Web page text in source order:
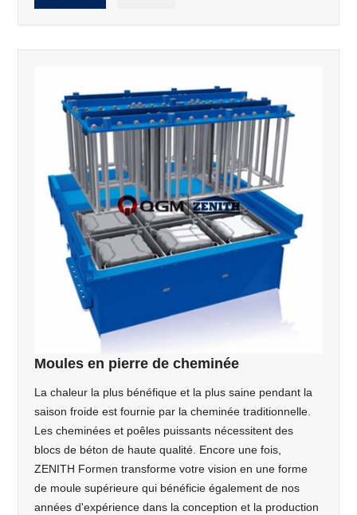
Moules en pierre de cheminée
La chaleur la plus bénéfique et la plus saine pendant la
saison froide est fournie par la cheminée traditionnelle.
Les cheminées et poêles puissants nécessitent des
blocs de béton de haute qualité. Encore une fois,
ZENITH Formen transforme votre vision en une forme
de moule supérieure qui bénéficie également de nos
années d'expérience dans la conception et la production